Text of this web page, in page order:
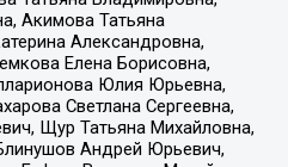
Акимова Татьяна
Александровна,
Елена Борисовна,
Юлия Юрьевна,
Светлана Сергеевна,
Щур Татьяна Михайловна,
Андрей Юрьевич,